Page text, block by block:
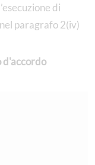
di
paragrafo 2(iv)
d'accordo